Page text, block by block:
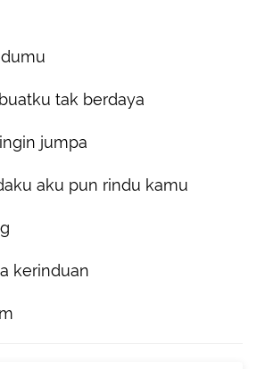
tak berdaya
jumpa
aku pun rindu kamu
kerinduan